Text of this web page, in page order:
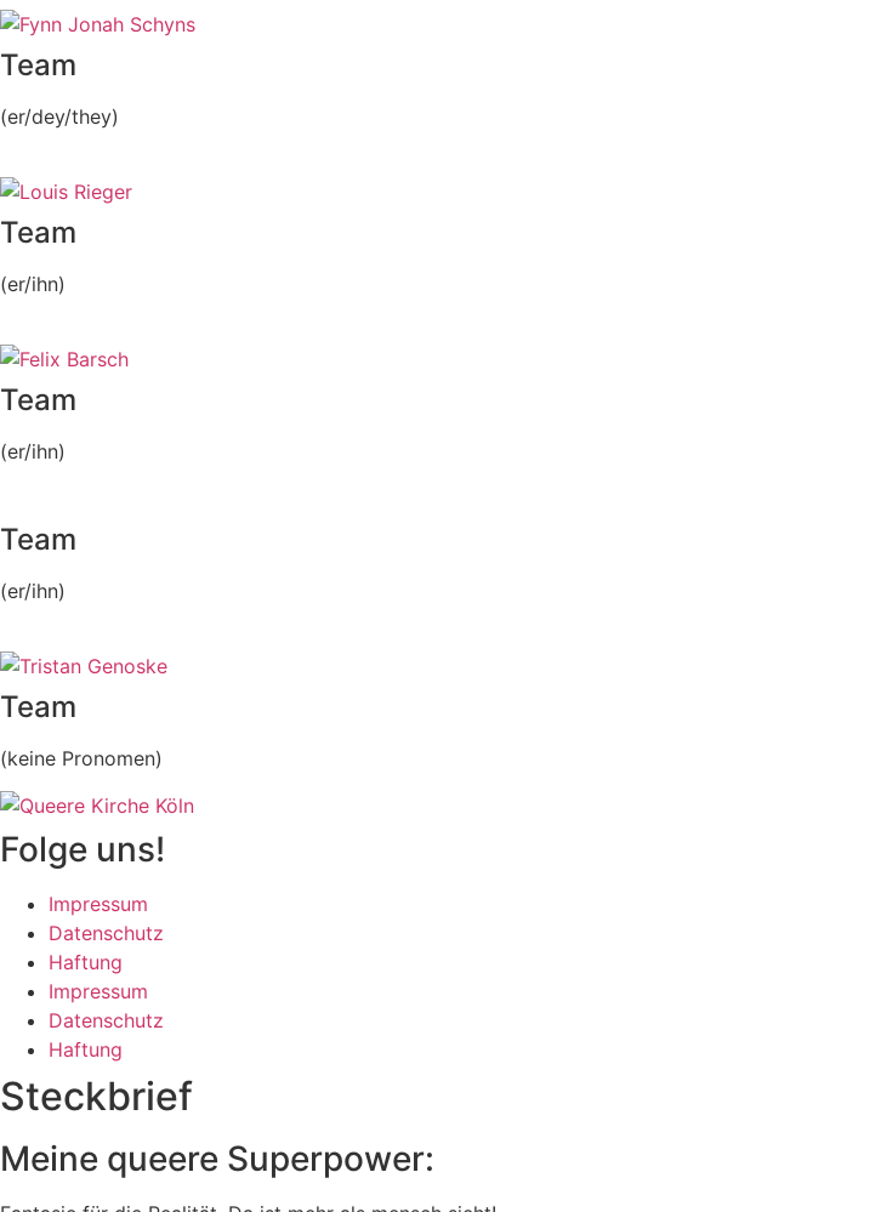
Team
(er/dey/they)
Team
(er/ihn)
Team
(er/ihn)
Team
(er/ihn)
Team
(keine Pronomen)
Folge uns!
Impressum
Datenschutz
Haftung
Impressum
Datenschutz
Haftung
Steckbrief
Meine queere Superpower: